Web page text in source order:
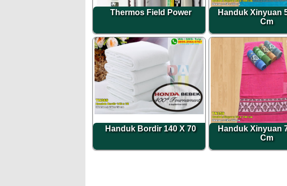
Thermos Field Power
Handuk Xinyuan
Cm
Handuk Bordir 140 X 70
Handuk Xinyuan
Cm